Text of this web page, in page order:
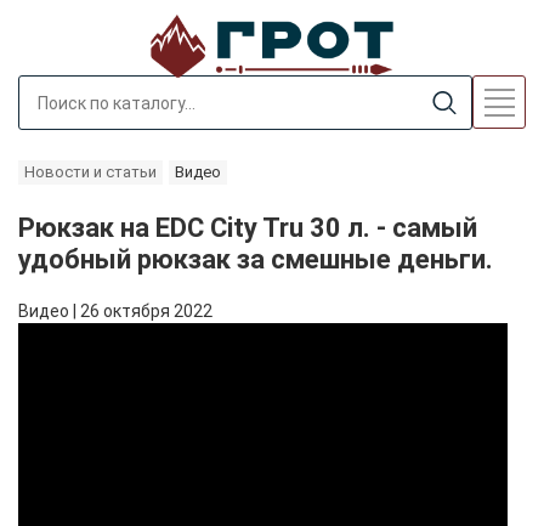
Новости и статьи Видео
Рюкзак на EDC City Tru 30 л. - самый
удобный рюкзак за смешные деньги.
Видео | 26 октября 2022